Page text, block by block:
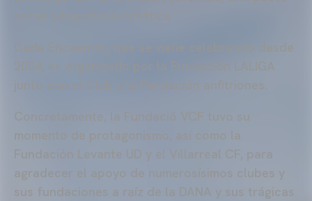
2004, es organizado por la Fundación LALIGA
junto con el Club y la Fundación anfitriones.
Concretamente, la Fundació VCF tuvo su
momento de protagonismo, así como la
Fundación Levante UD y el Villarreal CF, para
agradecer el apoyo de numerosísimos clubes y
sus fundaciones a raíz de la DANA y sus trágicas